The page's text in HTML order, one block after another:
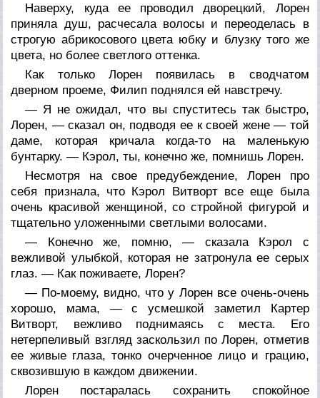
Наверху, куда ее проводил дворецкий, Лорен
приняла душ, расчесала волосы и переоделась в
строгую абрикосового цвета юбку и блузку того же
цвета, но более светлого оттенка.
Как только Лорен появилась в сводчатом
дверном проеме, Филип поднялся ей навстречу.
— Я не ожидал, что вы спуститесь так быстро,
Лорен, — сказал он, подводя ее к своей жене — той
даме, которая кричала когда-то на маленькую
бунтарку. — Кэрол, ты, конечно же, помнишь Лорен.
Несмотря на свое предубеждение, Лорен про
себя признала, что Кэрол Витворт все еще была
очень красивой женщиной, со стройной фигурой и
тщательно уложенными светлыми волосами.
— Конечно же, помню, — сказала Кэрол с
вежливой улыбкой, которая не затронула ее серых
глаз. — Как поживаете, Лорен?
— По-моему, видно, что у Лорен все очень-очень
хорошо, мама, — с усмешкой заметил Картер
Витворт, вежливо поднимаясь с места. Его
нетерпеливый взгляд заскользил по Лорен, отметив
ее живые глаза, тонко очерченное лицо и грацию,
сквозившую в каждом движении.
Лорен постаралась сохранить спокойное